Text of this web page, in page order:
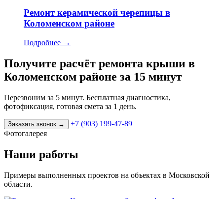
Ремонт керамической черепицы в
Коломенском районе
Подробнее →
Получите расчёт ремонта крыши в
Коломенском районе за 15 минут
Перезвоним за 5 минут. Бесплатная диагностика,
фотофиксация, готовая смета за 1 день.
Заказать звонок →
+7 (903) 199-47-89
Фотогалерея
Наши работы
Примеры выполненных проектов на объектах в Московской
области.